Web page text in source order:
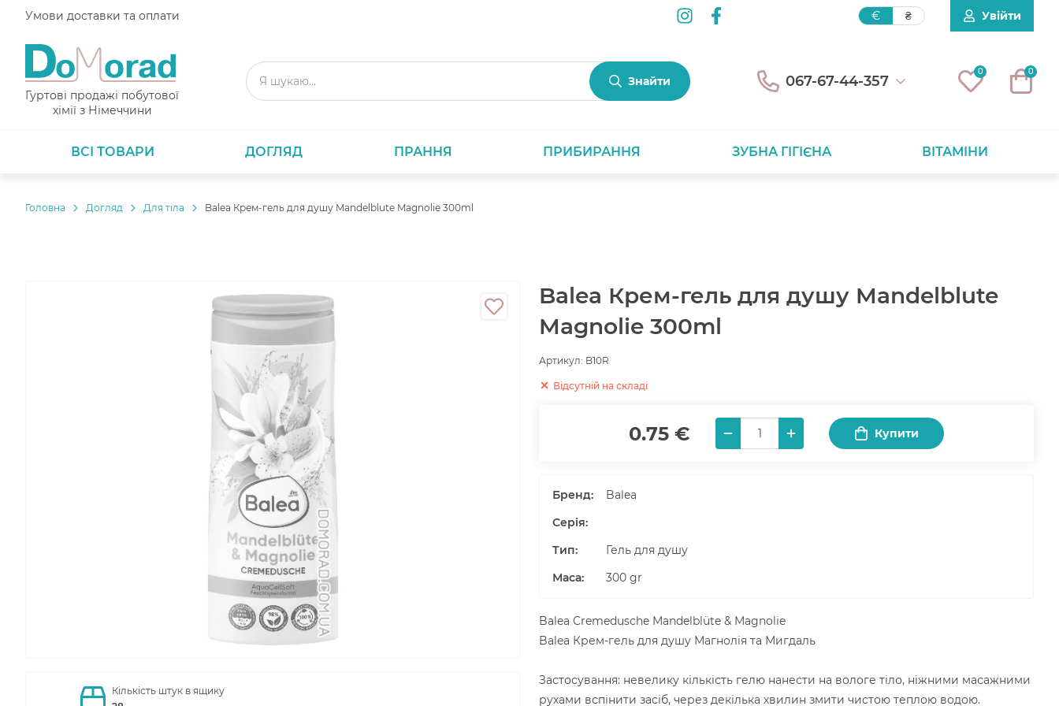
Умови доставки та оплати € ₴ Увійти
Гуртові продажі побутової
хімії з Німеччини
Знайти 067-67-44-357
0 0
ВСІ ТОВАРИ ДОГЛЯД ПРАННЯ ПРИБИРАННЯ ЗУБНА ГІГІЄНА ВІТАМІНИ
Головнa Догляд Для тіла Balea Крем-гель для душу Mandelblute Magnolie 300ml
Кількість штук в ящику
Balea Крем-гель для душу Mandelblute
Magnolie 300ml
Артикул: B10R
Відсутній на складі
0.75 € Купити
Бренд:
Balea
Серія:
Тип:
Гель для душу
Маса: 300 gr
Balea Cremedusche Mandelblüte & Magnolie
Balea Крем-гель для душу Магнолія та Мигдаль
Застосування: невелику кількість гелю нанести на вологе тіло, ніжними масажними
рухами вспінити засіб, через декілька хвилин змити чистою теплою водою.